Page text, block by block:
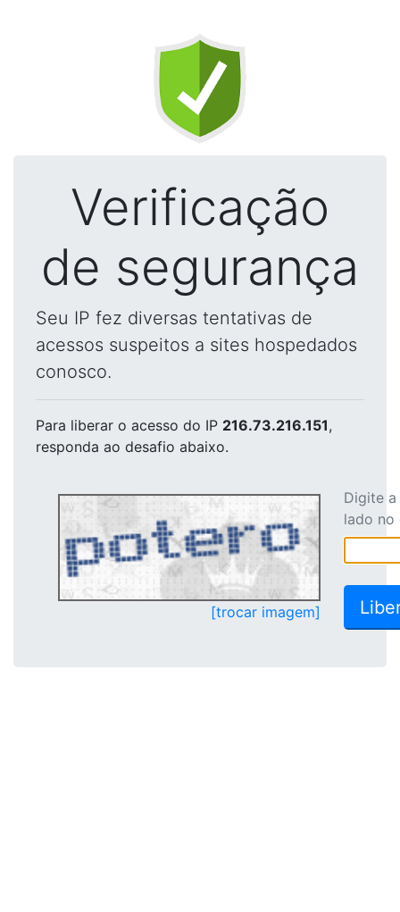
Verificação
de segurança
Seu IP fez diversas tentativas de
acessos suspeitos a sites hospedados
conosco.
Para liberar o acesso do IP 216.73.216.151,
responda ao desafio abaixo.
[trocar imagem]
Digite
lado no